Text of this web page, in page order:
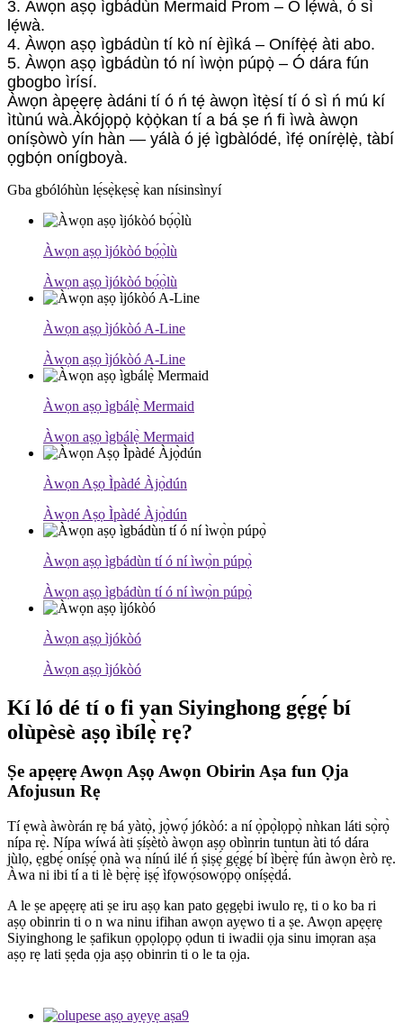
3. Àwọn aṣọ ìgbádùn Mermaid Prom – Ó lẹ́wà, ó sì
lẹ́wà.
4. Àwọn aṣọ ìgbádùn tí kò ní èjìká – Onífẹ̀ẹ́ àti abo.
5. Àwọn aṣọ ìgbádùn tó ní ìwọ̀n púpọ̀ – Ó dára fún
gbogbo ìrísí.
Àwọn àpẹẹrẹ àdáni tí ó ń tẹ́ àwọn ìtẹ̀sí tí ó sì ń mú kí
ìtùnú wà.Àkójọpọ̀ kọ̀ọ̀kan tí a bá ṣe ń fi ìwà àwọn
oníṣòwò yín hàn — yálà ó jẹ́ ìgbàlódé, ìfẹ́ onírẹ̀lẹ̀, tàbí
ọgbọ́n onígboyà.
Gba gbólóhùn lẹ́sẹ̀kẹsẹ̀ kan nísinsìnyí
Àwọn aṣọ ìjókòó bọ́ọ̀lù
Àwọn aṣọ ìjókòó bọ́ọ̀lù
Àwọn aṣọ ìjókòó A-Line
Àwọn aṣọ ìjókòó A-Line
Àwọn aṣọ ìgbálẹ̀ Mermaid
Àwọn aṣọ ìgbálẹ̀ Mermaid
Àwọn Aṣọ Ìpàdé Àjọ̀dún
Àwọn Aṣọ Ìpàdé Àjọ̀dún
Àwọn aṣọ ìgbádùn tí ó ní ìwọ̀n púpọ̀
Àwọn aṣọ ìgbádùn tí ó ní ìwọ̀n púpọ̀
Àwọn aṣọ ìjókòó
Àwọn aṣọ ìjókòó
Kí ló dé tí o fi yan Siyinghong gẹ́gẹ́ bí
olùpèsè aṣọ ìbílẹ̀ rẹ?
Ṣe apẹẹrẹ Awọn Aṣọ Awọn Obirin Aṣa fun Ọja
Afojusun Rẹ
Tí ẹwà àwòrán rẹ bá yàtọ̀, jọ̀wọ́ jókòó: a ní ọ̀pọ̀lọpọ̀ nǹkan láti sọ̀rọ̀
nípa rẹ̀. Nípa wíwá àti ṣíṣètò àwọn aṣọ obìnrin tuntun àti tó dára
jùlọ, ẹgbẹ́ oníṣẹ́ ọnà wa nínú ilé ń ṣiṣẹ́ gẹ́gẹ́ bí ìbẹ̀rẹ̀ fún àwọn èrò rẹ.
Àwa ni ibi tí a ti lè bẹ̀rẹ̀ iṣẹ́ ìfọwọ́sowọ́pọ̀ oníṣẹ̀dá.
A le ṣe apẹẹrẹ ati ṣe iru aṣọ kan pato gẹgẹbi iwulo rẹ, ti o ko ba ri
aṣọ obinrin ti o n wa ninu ifihan awọn ayẹwo ti a ṣe. Awọn apẹẹrẹ
Siyinghong le ṣafikun ọpọlọpọ ọdun ti iwadii ọja sinu imọran aṣa
aṣọ rẹ lati ṣẹda ọja aṣọ obinrin ti o le ta ọja.